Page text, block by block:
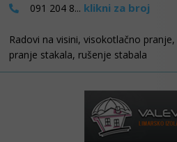
091 204 8... klikni za broj
Radovi na visini, visokotlačno
pranje stakala, rušenje stabala